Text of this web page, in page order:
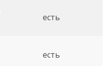
есть
есть